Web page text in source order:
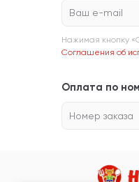
Ваш e-mail
Нажимая кнопку
Соглашения об
Оплата по
Номер заказа